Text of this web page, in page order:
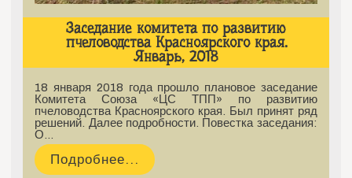
Заседание комитета по развитию
пчеловодства Красноярского края.
Январь, 2018
18 января 2018 года прошло плановое заседание
Комитета Союза «ЦС ТПП» по развитию
пчеловодства Красноярского края. Был принят ряд
решений. Далее подробности. Повестка заседания:
О…
Подробнее...